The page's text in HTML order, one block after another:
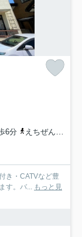
6分
えちぜん鉄道勝山永平寺線「越前開発」駅 徒歩10分
き・CATVなど豊
す。バ...
もっと見